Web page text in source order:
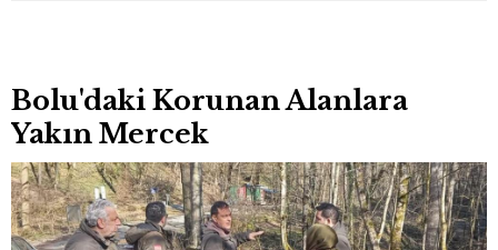
Bolu'daki Korunan Alanlara
Yakın Mercek